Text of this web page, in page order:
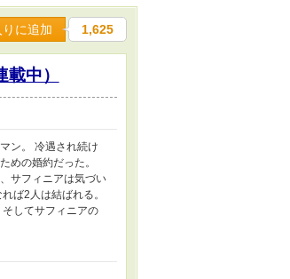
に追加 1,625
中）
ン。 冷遇され続け
めの婚約だった。
サフィニアは気づい
ば2人は結ばれる。
してサフィニアの